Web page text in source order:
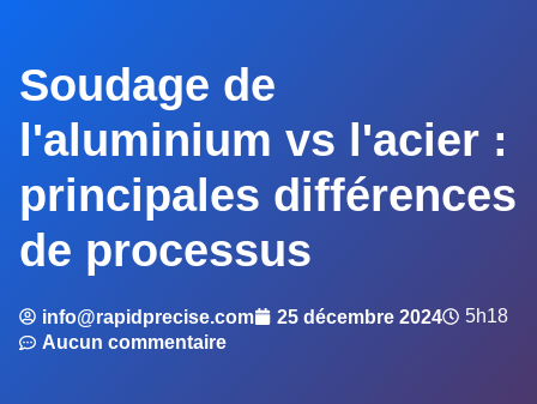
Soudage de
l'aluminium vs l'acier :
principales différences
de processus
info@rapidprecise.com 25 décembre 2024
5h18
Aucun commentaire